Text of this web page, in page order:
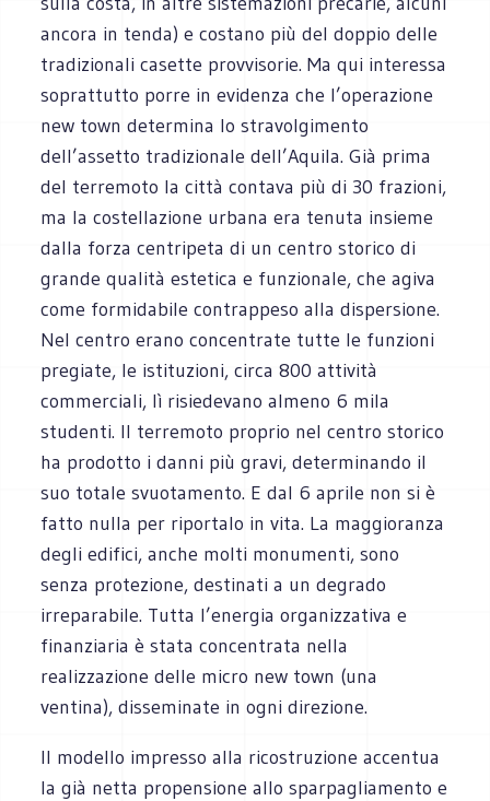
ancora in tenda) e costano più del doppio delle
tradizionali casette provvisorie. Ma qui interessa
soprattutto porre in evidenza che l’operazione
new town determina lo stravolgimento
dell’assetto tradizionale dell’Aquila. Già prima
del terremoto la città contava più di 30 frazioni,
ma la costellazione urbana era tenuta insieme
dalla forza centripeta di un centro storico di
grande qualità estetica e funzionale, che agiva
come formidabile contrappeso alla dispersione.
Nel centro erano concentrate tutte le funzioni
pregiate, le istituzioni, circa 800 attività
commerciali, lì risiedevano almeno 6 mila
studenti. Il terremoto proprio nel centro storico
ha prodotto i danni più gravi, determinando il
suo totale svuotamento. E dal 6 aprile non si è
fatto nulla per riportalo in vita. La maggioranza
degli edifici, anche molti monumenti, sono
senza protezione, destinati a un degrado
irreparabile. Tutta l’energia organizzativa e
finanziaria è stata concentrata nella
realizzazione delle micro new town (una
ventina), disseminate in ogni direzione.
Il modello impresso alla ricostruzione accentua
la già netta propensione allo sparpagliamento e